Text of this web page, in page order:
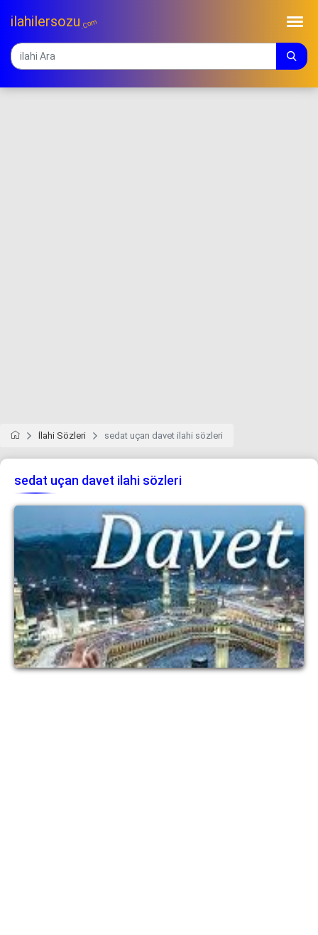
ilahilersozu.Com
İlahi Sözleri sedat uçan davet ilahi sözleri
sedat uçan davet ilahi sözleri